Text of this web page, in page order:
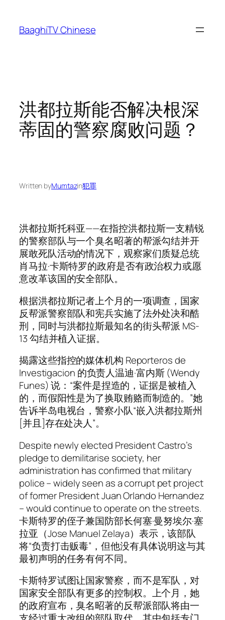
content
BaaghiTV Chinese
洪都拉斯能否解决根深
蒂固的警察腐败问题？
Written byMumtazin犯罪
洪都拉斯托科亚——在指控洪都拉斯一支精锐
的警察部队与一个臭名昭著的帮派勾结并开
展敢死队活动的情况下，观察家们质疑总统
肖马拉·卡斯特罗的政府是否有政治权力或愿
意改革该国的安全部队。
根据洪都拉斯记者上个月的一项调查，国家
反帮派警察部队和宪兵实施了法外处决和酷
刑，同时与洪都拉斯最知名的街头帮派 MS-
13 勾结并植入证据。
揭露这些指控的媒体机构 Reporteros de
Investigacion 的负责人温迪·富内斯 (Wendy
Funes) 说：“案件是捏造的，证据是被植入
的，而假阳性是为了换取贿赂而制造的。”她
告诉半岛电视台，警察小队“嵌入洪都拉斯州
[并且]存在处决人”。
Despite newly elected President Castro’s
pledge to demilitarise society, her
administration has confirmed that military
police – widely seen as a corrupt pet project
of former President Juan Orlando Hernandez
– would continue to operate on the streets.
卡斯特罗的侄子兼国防部长何塞·曼努埃尔·塞
拉亚（Jose Manuel Zelaya）表示，该部队
将“负责打击贩毒”，但他没有具体说明这与其
最初声明的任务有何不同。
卡斯特罗试图让国家警察，而不是军队，对
国家安全部队有更多的控制权。上个月，她
的政府宣布，臭名昭著的反帮派部队将由一